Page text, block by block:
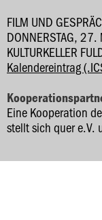
FILM UND
DONNERSTAG,
KULTURKELLER
Kalendereintrag
Eine Kooperation
stellt sich quer e.V.